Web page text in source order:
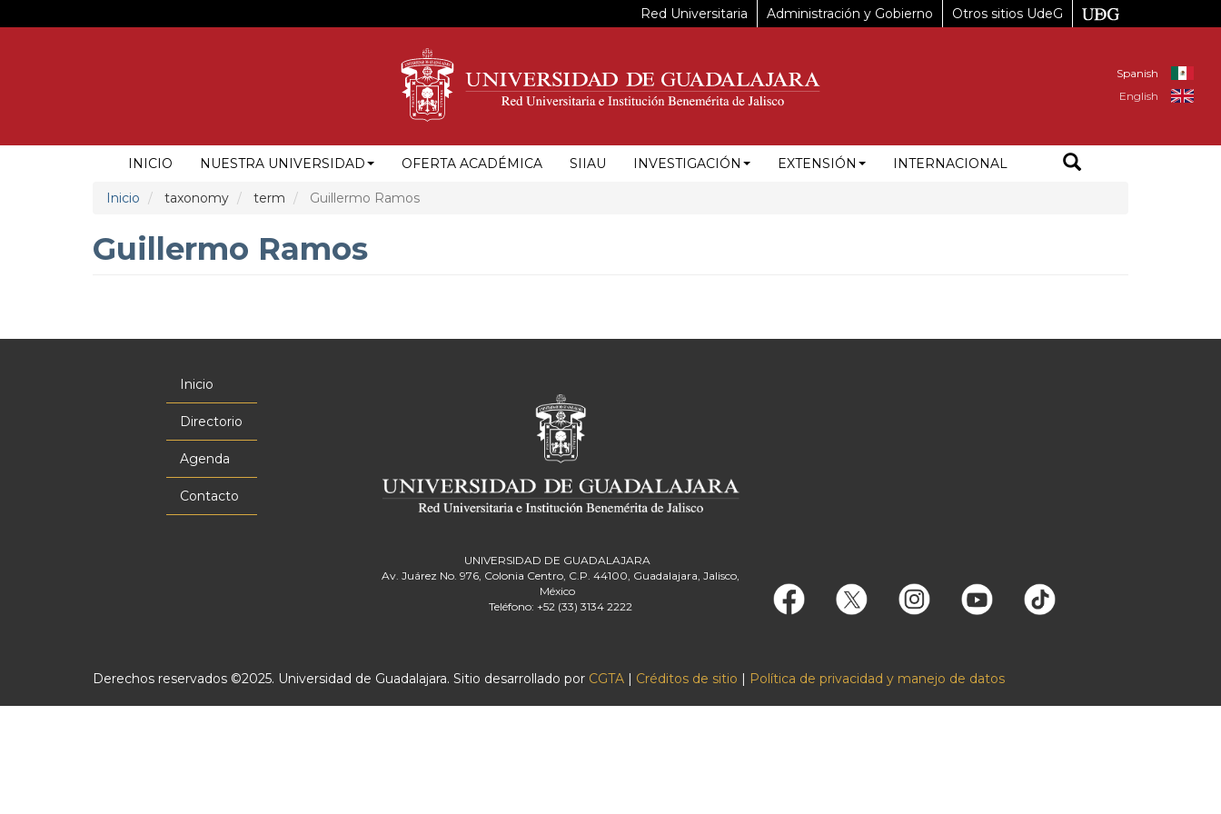
al
Red Universitaria Administración y Gobierno Otros sitios UdeG
Spanish
English
NAVEGACIÓN
PRINCIPAL
INICIO NUESTRA UNIVERSIDAD OFERTA ACADÉMICA SIIAU INVESTIGACIÓN EXTENSIÓN INTERNACIONAL
Inicio taxonomy term Guillermo Ramos
Guillermo Ramos
principal
Inicio
Directorio
Agenda
Contacto
UNIVERSIDAD DE GUADALAJARA
Av. Juárez No. 976, Colonia Centro, C.P. 44100, Guadalajara, Jalisco,
México
Teléfono: +52 (33) 3134 2222
Derechos reservados ©2025. Universidad de Guadalajara. Sitio desarrollado por CGTA Créditos de sitio Política de privacidad y manejo de datos